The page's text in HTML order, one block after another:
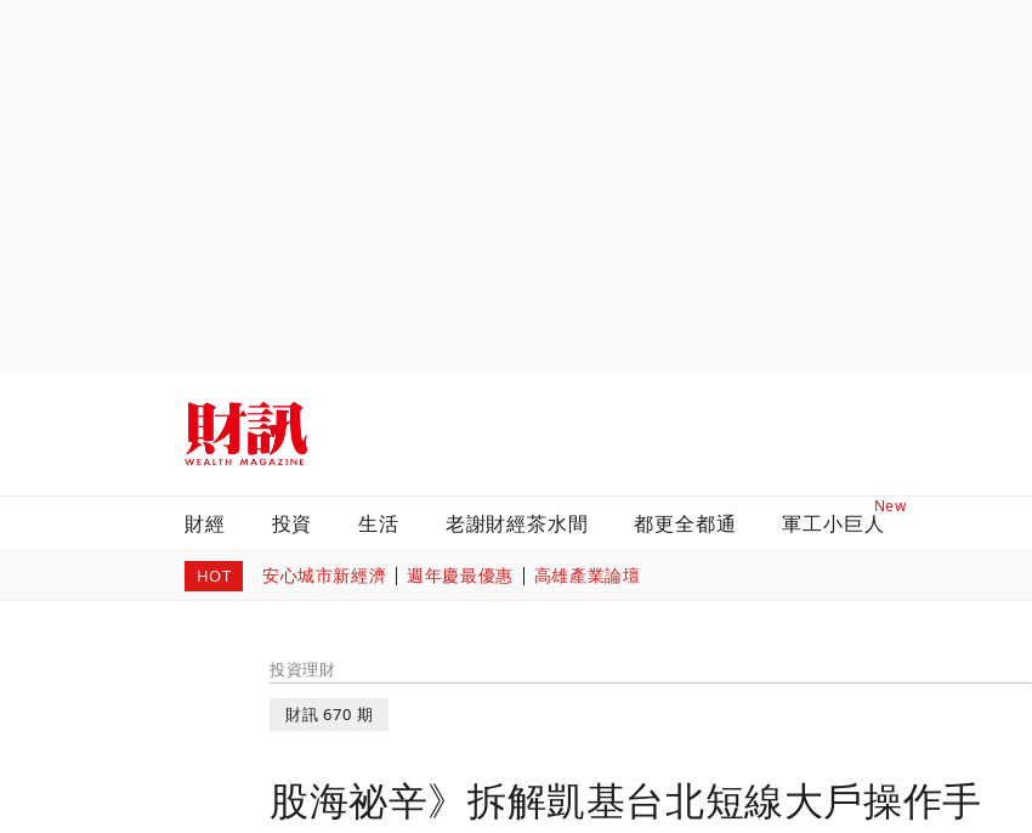
財經 投資 生活 老謝財經茶水間 都更全都通
New
軍工小巨人
HOT 安心城市新經濟 週年慶最優惠 高雄產業論壇
投資理財
財訊 670 期
股海祕辛》拆解凱基台北短線大戶操作手